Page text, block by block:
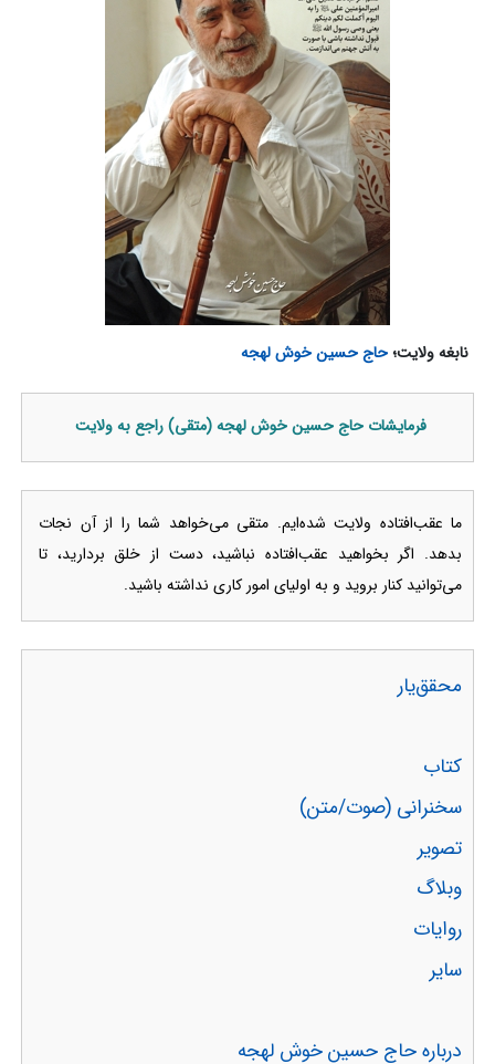
نابغه ولایت؛حاج حسین خوش لهجه
فرمایشات حاج حسین خوش لهجه (متقی) راجع به ولایت
ما عقب‌افتاده ولایت شده‌ایم. متقی می‌خواهد شما را از آن نجات
بدهد. اگر بخواهید عقب‌افتاده نباشید، دست از خلق بردارید، تا
می‌توانید کنار بروید و به اولیای امور کاری نداشته باشید.
محقق‌یار
کتاب
سخنرانی (صوت/متن)
تصویر
وبلاگ
روایات
سایر
درباره حاج حسین خوش لهجه